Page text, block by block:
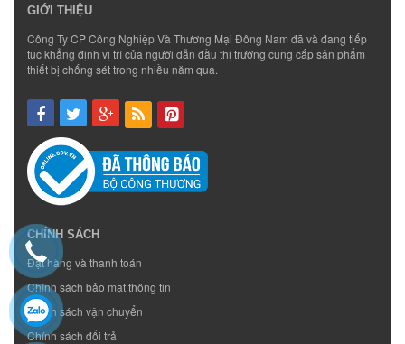
GIỚI THIỆU
Công Ty CP Công Nghiệp Và Thương Mại Đông Nam đã và đang tiếp
tục khẳng định vị trí của người dẫn đầu thị trường cung cấp sản phẩm
thiết bị chống sét trong nhiều năm qua.
CHÍNH SÁCH
Đặt hàng và thanh toán
Chính sách bảo mật thông tin
Chính sách vận chuyển
Chính sách đổi trả